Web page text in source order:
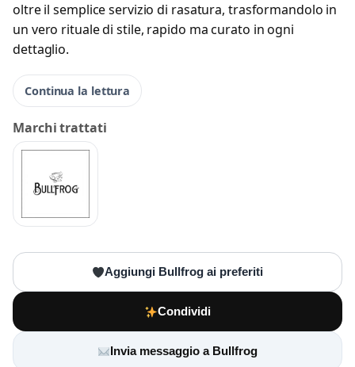
oltre il semplice servizio di rasatura, trasformandolo in
un vero rituale di stile, rapido ma curato in ogni
dettaglio.
Continua la lettura
Marchi trattati
Aggiungi Bullfrog ai preferiti
Condividi
Invia messaggio a Bullfrog